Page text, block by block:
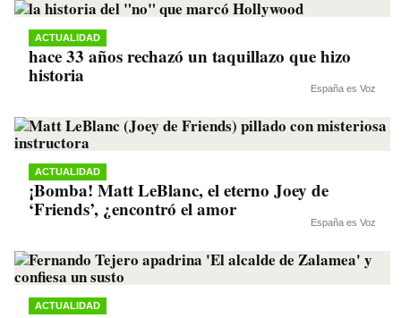
ACTUALIDAD
hace 33 años rechazó un taquillazo que hizo
historia
España es Voz
ACTUALIDAD
¡Bomba! Matt LeBlanc, el eterno Joey de
‘Friends’, ¿encontró el amor
España es Voz
ACTUALIDAD